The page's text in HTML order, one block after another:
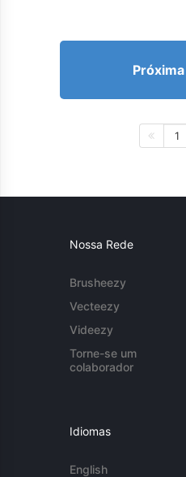
1
Nossa Rede
Brusheezy
Vecteezy
Videezy
Torne-se um
colaborador
Idiomas
English